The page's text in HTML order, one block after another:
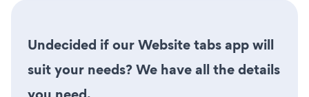
Undecided if our Website tabs app will
suit your needs? We have all the details